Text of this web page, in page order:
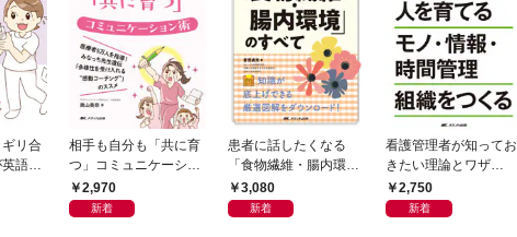
リ合
語論
なっ
相手も自分も「共に育
つ」コミュニケーショ
ン術2,970
新着
患者に話したくなる
「食物繊維・腸内環
境」のすべて
3,080
新着
看護管理者が知ってお
きたい理論とワザ②
人を育てる モノ・情
報・時間管理組織をつ
2,750
新着